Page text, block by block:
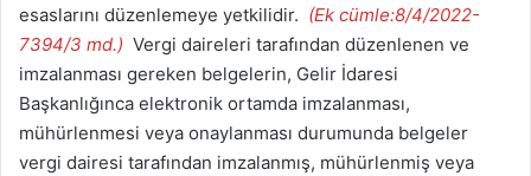
esaslarını düzenlemeye yetkilidir. (Ek cümle:8/4/2022-
7394/3 md.) Vergi daireleri tarafından düzenlenen ve
imzalanması gereken belgelerin, Gelir İdaresi
Başkanlığınca elektronik ortamda imzalanması,
mühürlenmesi veya onaylanması durumunda belgeler
vergi dairesi tarafından imzalanmış, mühürlenmiş veya